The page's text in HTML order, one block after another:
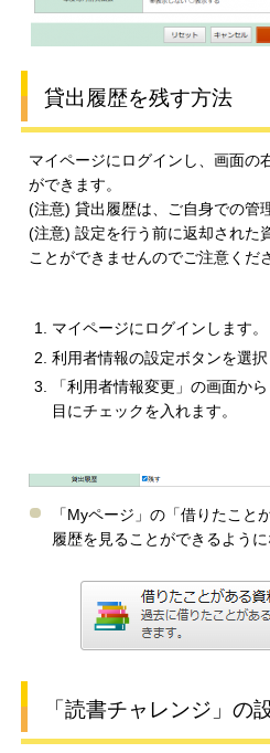
貸出履歴を残す方法
マイページにログインし、画面の
ができます。
(注意) 貸出履歴は、ご自身での管
(注意) 設定を行う前に返却された
ことができませんのでご注意くだ
マイページにログインします。
利用者情報の設定ボタンを選択
「利用者情報変更」の画面か
目にチェックを入れます。
「Myページ」の「借りたこと
履歴を見ることができるように
「読書チャレンジ」の